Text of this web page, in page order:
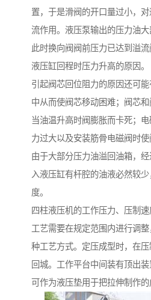
置，于是滑阀的开口量过小，
流作用。液压泵输出的压力油大
此时换向阀阀前压力已达到溢
液压缸回程时压力升高的原因。
引起阀芯回位阻力的原因还可
中从而使阀芯移动困难；阀芯
当油温升高时阀膨胀而卡死；
力过大以及安装筋骨电磁阀时使
由于大部分压力油溢回油箱，
入液压缸有杆腔的油液必然较
度。
四柱液压机的工作压力、压制
工艺需要在规定范围内进行调
种工艺方式。定压成型时，在
回城。工作平台中间装有顶出
可作为液压垫用于把拉伸制作的